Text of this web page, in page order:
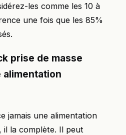
les comme les 10 à
une fois que les 85%
prise de masse
alimentation
jamais une alimentation
la complète. Il peut